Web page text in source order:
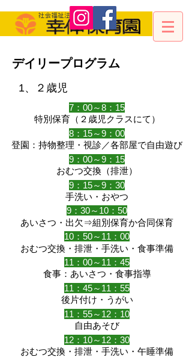
デイリープログラム
1、２歳児
7：00～8：15
特別保育（２歳児クラスにて）
8：15～9：00
登園：持物整理・視診／各部屋で自由遊び
9：00～9：15
おむつ交換（排泄）
9：15～9：30
手洗い・おやつ
9：30～10：50
あいさつ・出欠⇒組別保育か合同保育
10：50～11：00
おむつ交換・排泄・手洗い・食事準備
11：00～11：45
食事：あいさつ・食事指導
11：45～11：55
後片付け・うがい
11：55～12：10
自由あそび
12：10～12：30
おむつ交換・排泄・手洗い・午睡準備